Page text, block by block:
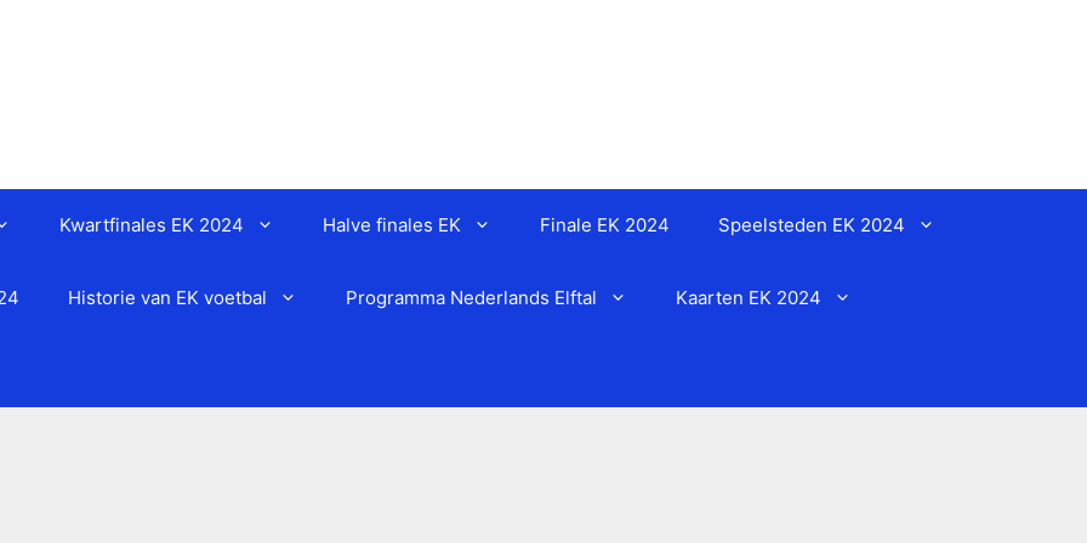
Kwartfinales EK 2024 Halve finales EK Finale EK 2024 Speelsteden EK 2024
Historie van EK voetbal Programma Nederlands Elftal Kaarten EK 2024